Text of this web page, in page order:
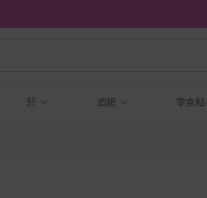
菸 酒類 零食點